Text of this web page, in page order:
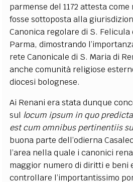
parmense del 1172 attesta
fosse sottoposta alla
Canonica regolare di S. Felicula
Parma, dimostrando
rete Canonicale di S. Maria di
anche comunità religiose
diocesi bolognese.
Ai Renani era stata dunque
sul locum ipsum in quo
est cum omnibus pertinentiis
buona parte dell’odierna
l’area nella quale i canonici
maggior numero di diritti e beni
controllare l’importantissimo